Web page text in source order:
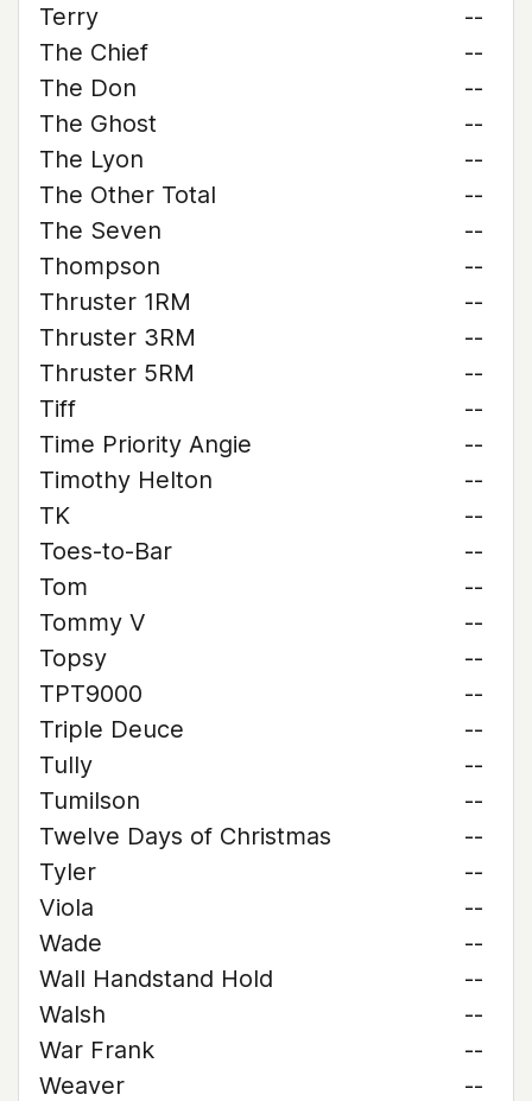
Terry
--
The Chief
--
The Don
--
The Ghost
--
The Lyon
--
The Other Total
--
The Seven
--
Thompson
--
Thruster 1RM
--
Thruster 3RM
--
Thruster 5RM
--
Tiff
--
Time Priority Angie
--
Timothy Helton
--
TK
--
Toes-to-Bar
--
Tom
--
Tommy V
--
Topsy
--
TPT9000
--
Triple Deuce
--
Tully
--
Tumilson
--
Twelve Days of Christmas
--
Tyler
--
Viola
--
Wade
--
Wall Handstand Hold
--
Walsh
--
War Frank
--
Weaver
--